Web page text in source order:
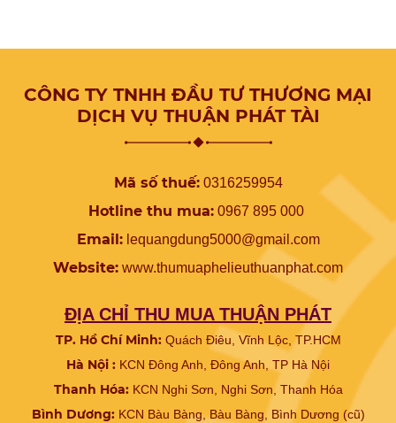
CÔNG TY TNHH ĐẦU TƯ THƯƠNG MẠI
DỊCH VỤ THUẬN PHÁT TÀI
Mã số thuế:0316259954
Hotline thu mua: 0967 895 000
Email:lequangdung5000@gmail.com
Website: www.thumuaphelieuthuanphat.com
ĐỊA CHỈ THU MUA THUẬN PHÁT
TP. Hồ Chí Minh:Quách Điêu, Vĩnh Lộc, TP.HCM
Hà Nội : KCN Đông Anh, Đông Anh, TP Hà Nội
Thanh Hóa:KCN Nghi Sơn, Nghi Sơn, Thanh Hóa
Bình Dương:KCN Bàu Bàng, Bàu Bàng, Bình Dương (cũ)